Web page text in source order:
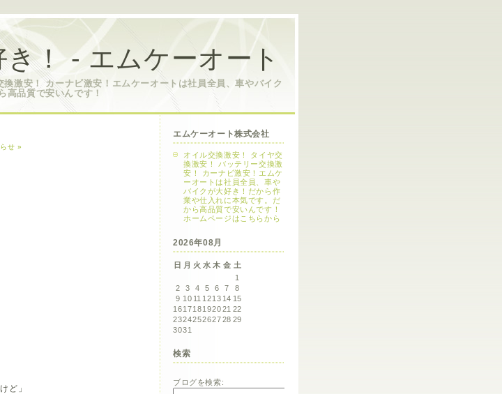
！ - エムケーオート
激安！ カーナビ激安！エムケーオートは社員全員、車やバイク
高品質で安いんです！
せ »
」
エムケーオート株式会社
オイル交換激安！ タイヤ交
換激安！ バッテリー交換激
安！ カーナビ激安！エムケ
ーオートは社員全員、車や
バイクが大好き！だから作
業や仕入れに本気です。だ
から高品質で安いんです！
ホームページはこちらから
2026年08月
日 月 火 水 木 金 土
1
2
3 4 5 6 7
8
9 10 11 1213 14 15
161718192021 22
232425262728 29
3031
検索
ブログを検索: